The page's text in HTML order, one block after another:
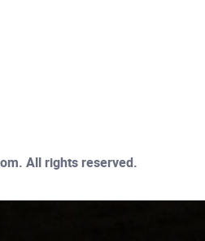
. All rights reserved.